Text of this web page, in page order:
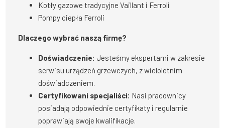
Kotły gazowe tradycyjne Vaillant i Ferroli
Pompy ciepła Ferroli
Dlaczego wybrać naszą firmę?
Doświadczenie: Jesteśmy ekspertami w zakresie
serwisu urządzeń grzewczych, z wieloletnim
doświadczeniem.
Certyfikowani specjaliści: Nasi pracownicy
posiadają odpowiednie certyfikaty i regularnie
poprawiają swoje kwalifikacje.